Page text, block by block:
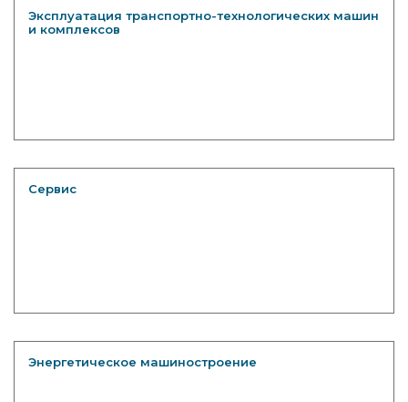
Эксплуатация транспортно-технологических машин
и комплексов
Сервис
Энергетическое машиностроение